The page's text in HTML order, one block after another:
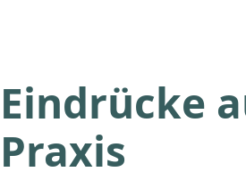
Eindrücke
Praxis